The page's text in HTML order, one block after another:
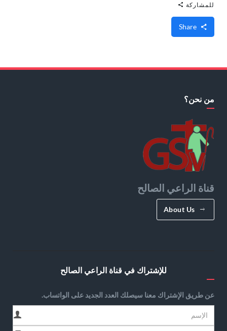
للمشاركة
من نحن؟
قناة الراعي الصالح
About Us
للإشتراك في قناة الراعي الصالح
عن طريق الإشتراك معنا سيصلك العدد الجديد على الواتساب.